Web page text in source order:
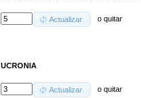
Actualizar oquitar
UCRONIA
Actualizar oquitar